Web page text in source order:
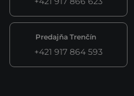
Predajňa Trenčín
+421 917 864 593